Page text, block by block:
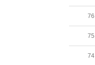
76
75
74